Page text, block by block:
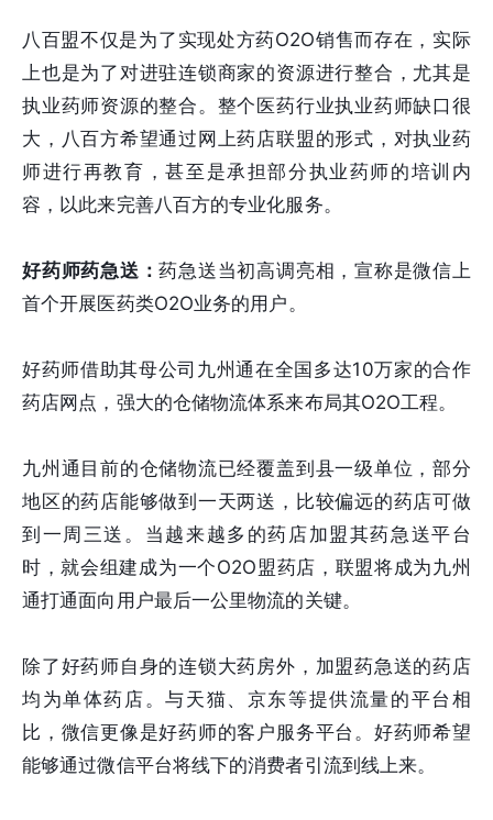
八百盟不仅是为了实现处方药O2O销售而存在，实际
上也是为了对进驻连锁商家的资源进行整合，尤其是
执业药师资源的整合。整个医药行业执业药师缺口很
大，八百方希望通过网上药店联盟的形式，对执业药
师进行再教育，甚至是承担部分执业药师的培训内
容，以此来完善八百方的专业化服务。
好药师药急送：药急送当初高调亮相，宣称是微信上
首个开展医药类O2O业务的用户。
好药师借助其母公司九州通在全国多达10万家的合作
药店网点，强大的仓储物流体系来布局其O2O工程。
九州通目前的仓储物流已经覆盖到县一级单位，部分
地区的药店能够做到一天两送，比较偏远的药店可做
到一周三送。当越来越多的药店加盟其药急送平台
时，就会组建成为一个O2O盟药店，联盟将成为九州
通打通面向用户最后一公里物流的关键。
除了好药师自身的连锁大药房外，加盟药急送的药店
均为单体药店。与天猫、京东等提供流量的平台相
比，微信更像是好药师的客户服务平台。好药师希望
能够通过微信平台将线下的消费者引流到线上来。